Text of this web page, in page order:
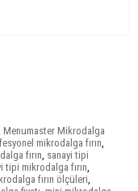
Menumaster Mikrodalga
mikrodalga fırın
fırın sanayi tipi
tipi mikrodalga fırın
fırın ölçüleri